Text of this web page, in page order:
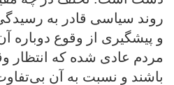
روند سیاسی قادر به
و پیشگیری از وقوع دوباره
مردم عادی شده که انتظار
باشند و نسبت به آن